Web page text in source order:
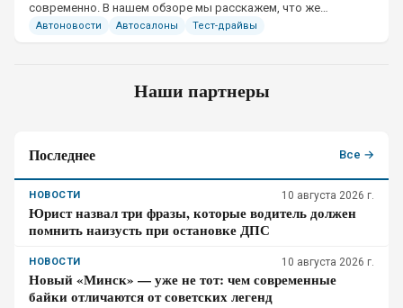
современно. В нашем обзоре мы расскажем, что же
изменилось в LADA Niva
Автоновости Автосалоны Тест-драйвы
Наши партнеры
Последнее Все →
НОВОСТИ 10 августа 2026 г.
Юрист назвал три фразы, которые водитель должен
помнить наизусть при остановке ДПС
НОВОСТИ 10 августа 2026 г.
Новый «Минск» — уже не тот: чем современные
байки отличаются от советских легенд